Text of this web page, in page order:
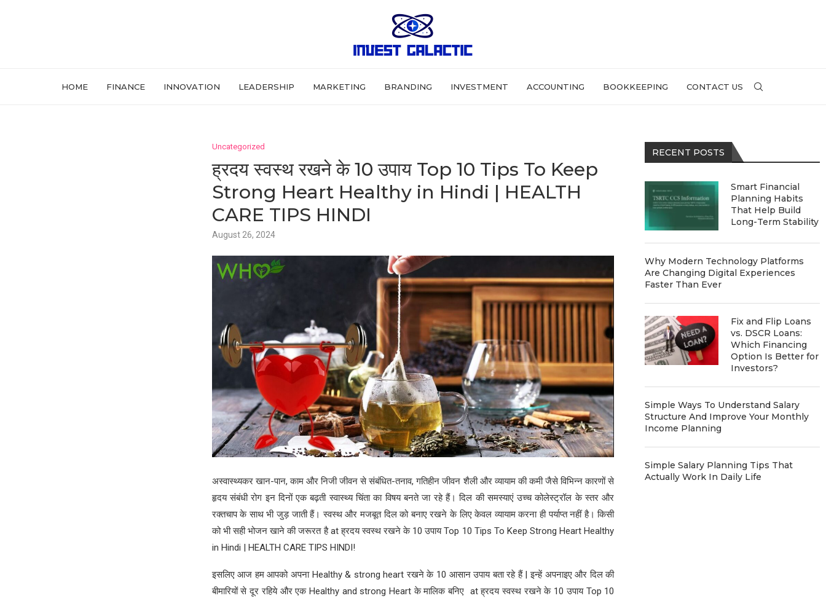
HOME FINANCE INNOVATION LEADERSHIP MARKETING BRANDING INVESTMENT ACCOUNTING BOOKKEEPING CONTACT US
Uncategorized
ह्रदय स्वस्थ रखने के 10 उपाय Top 10 Tips To Keep
Strong Heart Healthy in Hindi | HEALTH
CARE TIPS HINDI
August 26, 2024
अस्वास्थ्यकर खान-पान, काम और निजी जीवन से संबंधित-तनाव, गतिहीन जीवन शैली और व्यायाम की कमी जैसे विभिन्न कारणों से
हृदय संबंधी रोग इन दिनों एक बढ़ती स्वास्थ्य चिंता का विषय बनते जा रहे हैं। दिल की समस्याएं उच्च कोलेस्ट्रॉल के स्तर और
रक्तचाप के साथ भी जुड़ जाती हैं। स्वस्थ और मजबूत दिल को बनाए रखने के लिए केवल व्यायाम करना ही पर्याप्त नहीं है। किसी
को भी सही भोजन खाने की जरूरत है at ह्रदय स्वस्थ रखने के 10 उपाय Top 10 Tips To Keep Strong Heart Healthy
in Hindi | HEALTH CARE TIPS HINDI!
इसलिए आज हम आपको अपना Healthy & strong heart रखने के 10 आसान उपाय बता रहे हैं | इन्हें अपनाइए और दिल की
बीमारियों से दूर रहिये और एक Healthy and strong Heart के मालिक बनिए at ह्रदय स्वस्थ रखने के 10 उपाय Top 10
RECENT POSTS
Smart Financial
Planning Habits
That Help Build
Long-Term Stability
Why Modern Technology Platforms
Are Changing Digital Experiences
Faster Than Ever
Fix and Flip Loans
vs. DSCR Loans:
Which Financing
Option Is Better for
Investors?
Simple Ways To Understand Salary
Structure And Improve Your Monthly
Income Planning
Simple Salary Planning Tips That
Actually Work In Daily Life